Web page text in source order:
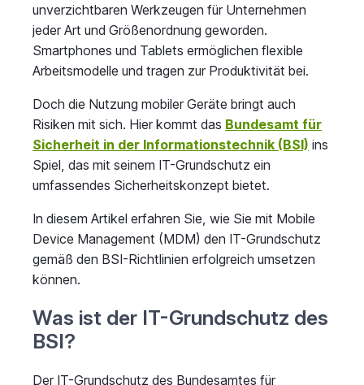
unverzichtbaren Werkzeugen für Unternehmen
jeder Art und Größenordnung geworden.
Smartphones und Tablets ermöglichen flexible
Arbeitsmodelle und tragen zur Produktivität bei.
Doch die Nutzung mobiler Geräte bringt auch
Risiken mit sich. Hier kommt das Bundesamt für
Sicherheit in der Informationstechnik (BSI) ins
Spiel, das mit seinem IT-Grundschutz ein
umfassendes Sicherheitskonzept bietet.
In diesem Artikel erfahren Sie, wie Sie mit Mobile
Device Management (MDM) den IT-Grundschutz
gemäß den BSI-Richtlinien erfolgreich umsetzen
können.
Was ist der IT-Grundschutz des
BSI?
Der IT-Grundschutz des Bundesamtes für